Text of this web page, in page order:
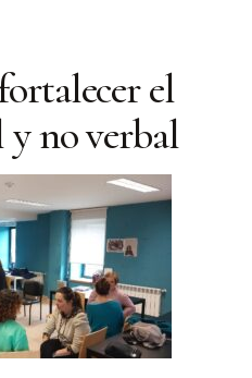
el
y no verbal